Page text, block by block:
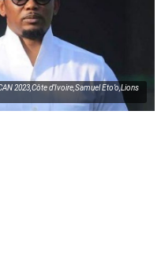
2023,Côte d’Ivoire,Samuel Eto’o,Lions